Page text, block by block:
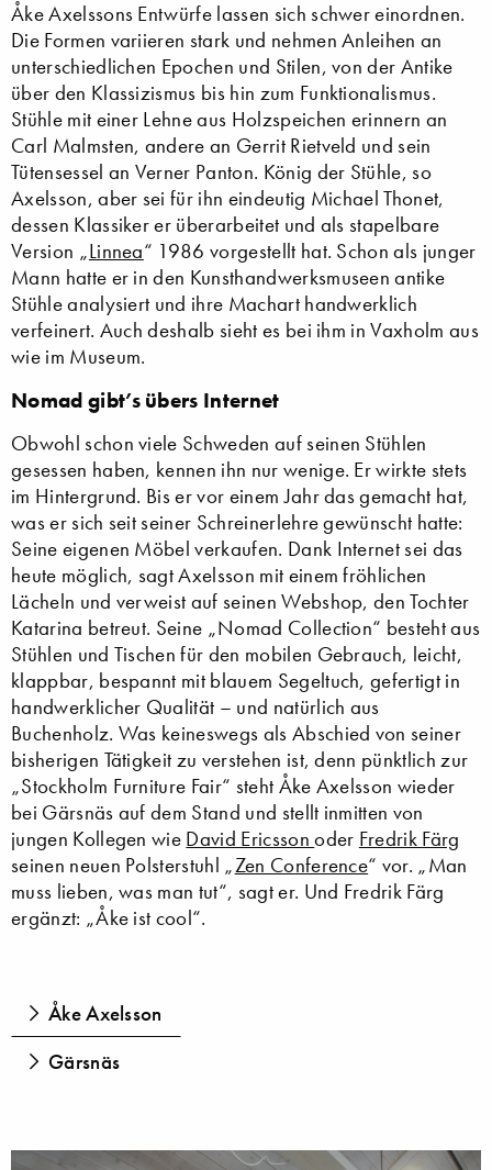
Åke Axelssons Entwürfe lassen sich schwer einordnen.
Die Formen variieren stark und nehmen Anleihen an
unterschiedlichen Epochen und Stilen, von der Antike
über den Klassizismus bis hin zum Funktionalismus.
Stühle mit einer Lehne aus Holzspeichen erinnern an
Carl Malmsten, andere an Gerrit Rietveld und sein
Tütensessel an Verner Panton. König der Stühle, so
Axelsson, aber sei für ihn eindeutig Michael Thonet,
dessen Klassiker er überarbeitet und als stapelbare
Version „Linnea“ 1986 vorgestellt hat. Schon als junger
Mann hatte er in den Kunsthandwerksmuseen antike
Stühle analysiert und ihre Machart handwerklich
verfeinert. Auch deshalb sieht es bei ihm in Vaxholm aus
wie im Museum.
Nomad gibt’s übers Internet
Obwohl schon viele Schweden auf seinen Stühlen
gesessen haben, kennen ihn nur wenige. Er wirkte stets
im Hintergrund. Bis er vor einem Jahr das gemacht hat,
was er sich seit seiner Schreinerlehre gewünscht hatte:
Seine eigenen Möbel verkaufen. Dank Internet sei das
heute möglich, sagt Axelsson mit einem fröhlichen
Lächeln und verweist auf seinen Webshop, den Tochter
Katarina betreut. Seine „Nomad Collection“ besteht aus
Stühlen und Tischen für den mobilen Gebrauch, leicht,
klappbar, bespannt mit blauem Segeltuch, gefertigt in
handwerklicher Qualität – und natürlich aus
Buchenholz. Was keineswegs als Abschied von seiner
bisherigen Tätigkeit zu verstehen ist, denn pünktlich zur
„Stockholm Furniture Fair“ steht Åke Axelsson wieder
bei Gärsnäs auf dem Stand und stellt inmitten von
jungen Kollegen wie David Ericssonoder Fredrik Färg
seinen neuen Polsterstuhl „Zen Conference“ vor. „Man
muss lieben, was man tut“, sagt er. Und Fredrik Färg
ergänzt: „Åke ist cool“.
Åke Axelsson
Gärsnäs